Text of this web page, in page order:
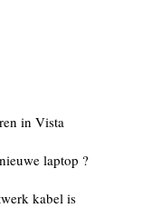
in Vista
laptop ?
kabel is